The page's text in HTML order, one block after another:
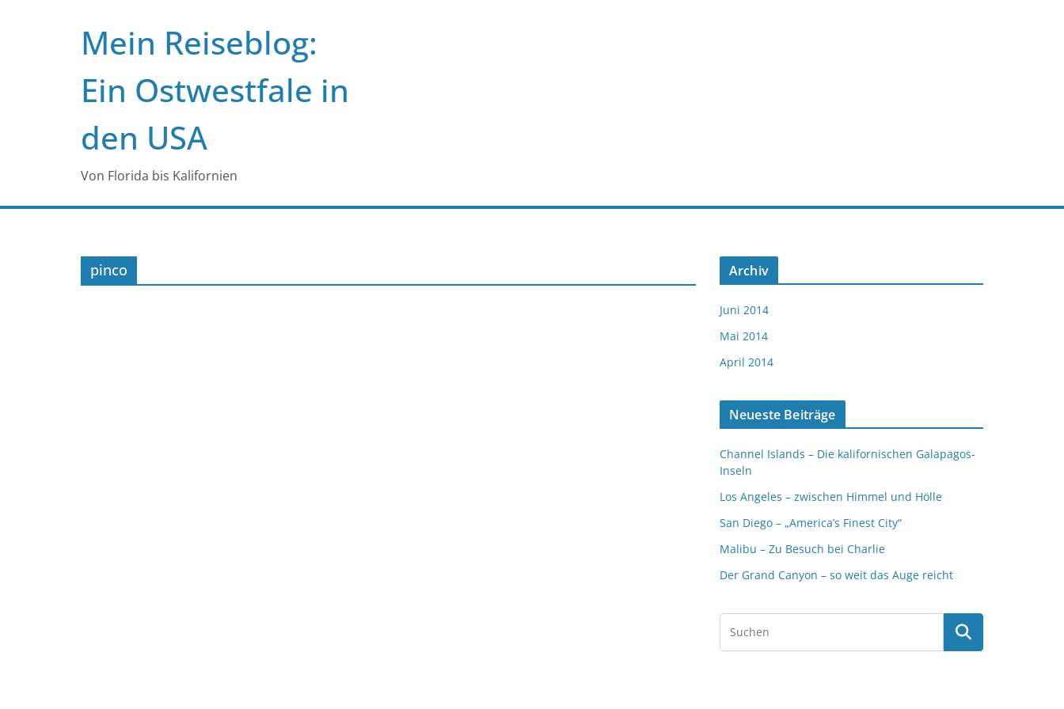
Mein Reiseblog:
Ein Ostwestfale in
den USA
Von Florida bis Kalifornien
pinco Archiv
Juni 2014
Mai 2014
April 2014
Neueste Beiträge
Channel Islands – Die kalifornischen Galapagos-
Inseln
Los Angeles – zwischen Himmel und Hölle
San Diego – „America’s Finest City“
Malibu – Zu Besuch bei Charlie
Der Grand Canyon – so weit das Auge reicht